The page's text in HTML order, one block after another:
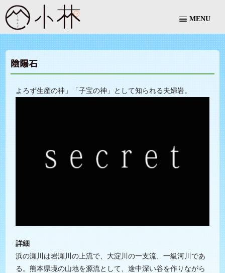
MENU
陰陽石
よろず生産の神」「子宝の神」として知られる夫婦岩。
詳細
浜の瀬川は岩瀬川の上流で、大淀川の一支流、一級河川であ
る。熊本県境の山地を源流として、途中深い谷を作りながら